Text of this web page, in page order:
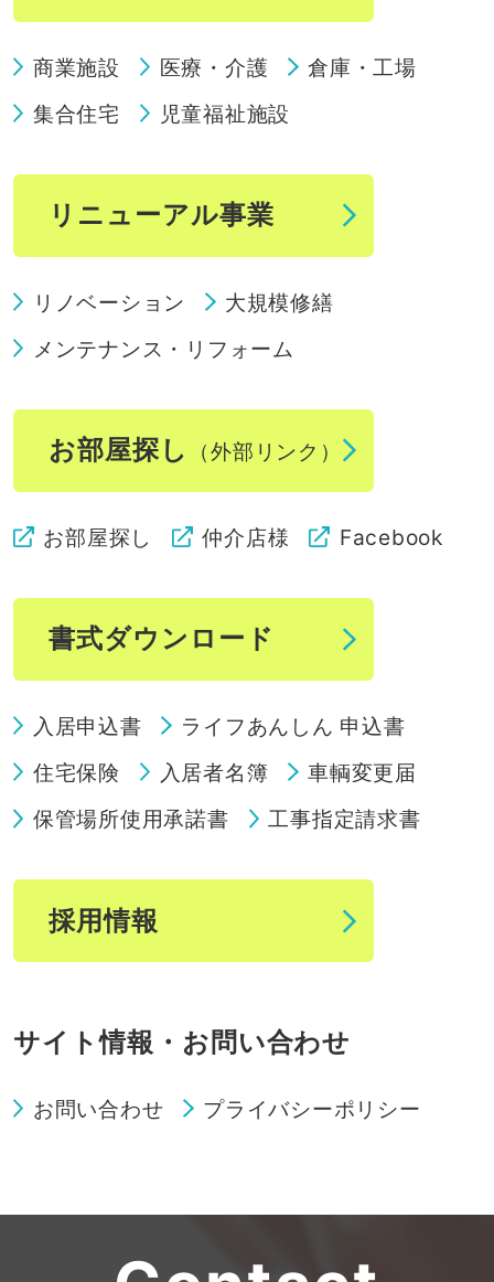
商業施設 医療・介護
倉庫・工場
集合住宅
児童福祉施設
リニューアル事業
リノベーション
大規模修繕
メンテナンス・リフォーム
お部屋探し （外部リンク）
お部屋探し 仲介店様 Facebook
書式ダウンロード
入居申込書
ライフあんしん 申込書
住宅保険
入居者名簿
車輌変更届
保管場所使用承諾書
工事指定請求書
採用情報
サイト情報・お問い合わせ
お問い合わせ プライバシーポリシー